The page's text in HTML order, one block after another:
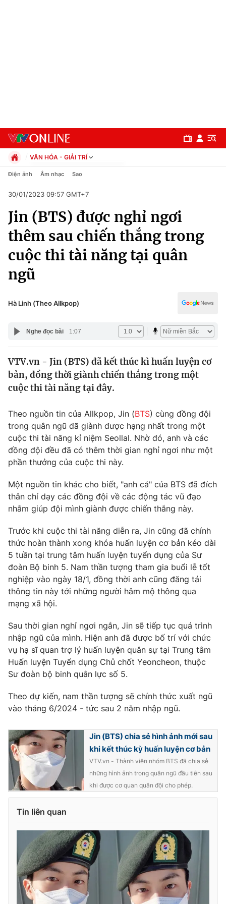
Chuyên mục
Chính trị
Xã hội
Tin tức
Thế giới đó đây
Kinh tế
Tài chính
Thị trường
Góc doanh nghiệp
Truyền hình
Phim VTV
Nhân vật
Khán giả
Giải sao mai
Giải trí
Điện ảnh
Âm nhạc
Đời sống
Du lịch
Làm đẹp
Chất lượng cuộc sống
Tuyển sinh
Học trực tuyến
Công nghệ
Hitech Công nghệ tương lai
Sản phẩm
Tư vấn
Giao lưu trực tuyến
Lịch phát sóng
Chuyên mục khác
Emagazine Podcast
Photo Infographic
VTV Money VTV Thể thao
VTV Sức khoẻ Bất động sản
Thị trường 24h
Vươn mình bằng AI
VTV9 VTV8
Liên hệ tòa soạn English
VĂN HÓA - GIẢI TRÍ
Chính trị
Pháp luật
Kinh tế
Thể thao
Truyền hình
Văn hóa - Giải trí
Đời sống
Giáo dục
Điện ảnh Âm nhạc Sao
30/01/2023 09:57 GMT+7
Jin (BTS) được nghỉ ngơi
thêm sau chiến thắng trong
cuộc thi tài năng tại quân
ngũ
Hà Linh (Theo Allkpop)
Nghe đọc bài 1:07
VTV.vn - Jin (BTS) đã kết thúc kì huấn luyện cơ
bản, đồng thời giành chiến thắng trong một
cuộc thi tài năng tại đây.
Theo nguồn tin của Allkpop, Jin (BTS) cùng đồng đội
trong quân ngũ đã giành được hạng nhất trong một
cuộc thi tài năng kỉ niệm Seollal. Nhờ đó, anh và các
đồng đội đều đã có thêm thời gian nghỉ ngơi như một
phần thưởng của cuộc thi này.
Một nguồn tin khác cho biết, "anh cả" của BTS đã đích
thân chỉ dạy các đồng đội về các động tác vũ đạo
nhằm giúp đội mình giành được chiến thắng này.
Trước khi cuộc thi tài năng diễn ra, Jin cũng đã chính
thức hoàn thành xong khóa huấn luyện cơ bản kéo dài
5 tuần tại trung tâm huấn luyện tuyển dụng của Sư
đoàn Bộ binh 5. Nam thần tượng tham gia buổi lễ tốt
nghiệp vào ngày 18/1, đồng thời anh cũng đăng tải
thông tin này tới những người hâm mộ thông qua
mạng xã hội.
Sau thời gian nghỉ ngơi ngắn, Jin sẽ tiếp tục quá trình
nhập ngũ của mình. Hiện anh đã được bố trí với chức
vụ hạ sĩ quan trợ lý huấn luyện quân sự tại Trung tâm
Huấn luyện Tuyển dụng Chủ chốt Yeoncheon, thuộc
Sư đoàn bộ binh quân lực số 5.
Theo dự kiến, nam thần tượng sẽ chính thức xuất ngũ
vào tháng 6/2024 - tức sau 2 năm nhập ngũ.
Jin (BTS) chia sẻ hình ảnh mới sau
khi kết thúc kỳ huấn luyện cơ bản
VTV.vn - Thành viên nhóm BTS đã chia sẻ
những hình ảnh trong quân ngũ đầu tiên sau
khi được cơ quan quân đội cho phép.
Tin liên quan